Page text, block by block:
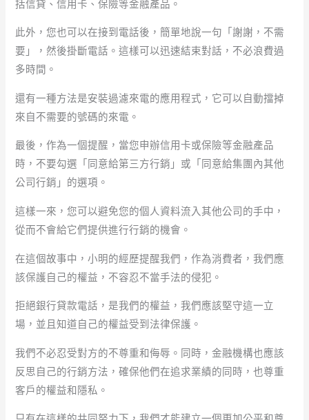
括信貸、信用卡、保險等金融產品。
此外，您也可以在接到電話後，簡單地說一句「謝謝，不需
要」，然後掛斷電話。這樣可以迅速結束對話，不必浪費過
多時間。
還有一種方法是安裝過濾來電的應用程式，它可以自動擋掉
來自不需要的號碼的來電。
最後，作為一個提醒，當您申辦信用卡或保險等金融產品
時，不要勾選「同意給第三方行銷」或「同意給集團內其他
公司行銷」的選項。
這樣一來，您可以避免您的個人資料流入其他公司的手中，
從而不會給它們提供進行行銷的機會。
在這個故事中，小明的經歷提醒我們，作為消費者，我們應
該保護自己的權益，不容忍不當手法的侵犯。
拒絕銀行貸款電話，是我們的權益，我們應該堅守這一立
場，並且知道自己的權益受到法律保護。
我們不必忍受對方的不尊重和侮辱。同時，金融機構也應該
反思自己的行銷方法，確保他們在追求業績的同時，也尊重
客戶的權益和隱私。